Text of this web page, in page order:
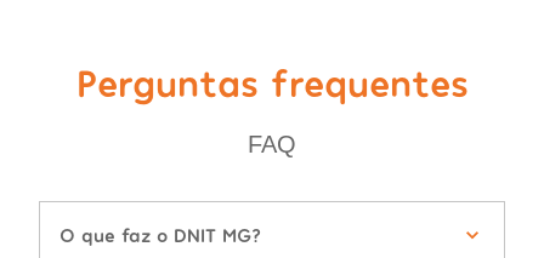
Perguntas frequentes
FAQ
O que faz o DNIT MG?